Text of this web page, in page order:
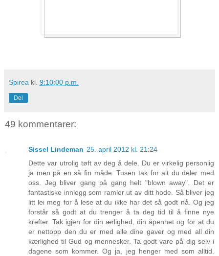
Spirea kl. 9:10:00 p.m.
Del
49 kommentarer:
Sissel Lindeman 25. april 2012 kl. 21:24
Dette var utrolig tøft av deg å dele. Du er virkelig personlig
ja men på en så fin måde. Tusen tak for alt du deler med
oss. Jeg bliver gang på gang helt "blown away". Det er
fantastiske innlegg som ramler ut av ditt hode. Så bliver jeg
litt lei meg for å lese at du ikke har det så godt nå. Og jeg
forstår så godt at du trenger å ta deg tid til å finne nye
krefter. Tak igjen for din ærlighed, din åpenhet og for at du
er nettopp den du er med alle dine gaver og med all din
kærlighed til Gud og mennesker. Ta godt vare på dig selv i
dagene som kommer. Og ja, jeg henger med som alltid.